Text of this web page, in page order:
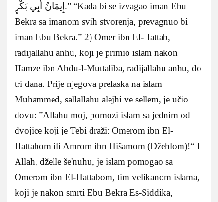
إِيمَانُ أَبِي بَكْرٍ.” “Kada bi se izvagao iman Ebu
Bekra sa imanom svih stvorenja, prevagnuo bi
iman Ebu Bekra.” 2) Omer ibn El-Hattab,
radijallahu anhu, koji je primio islam nakon
Hamze ibn Abdu-l-Muttaliba, radijallahu anhu, do
tri dana. Prije njegova prelaska na islam
Muhammed, sallallahu alejhi ve sellem, je učio
dovu: ”Allahu moj, pomozi islam sa jednim od
dvojice koji je Tebi draži: Omerom ibn El-
Hattabom ili Amrom ibn Hišamom (Džehlom)!“ I
Allah, dželle še'nuhu, je islam pomogao sa
Omerom ibn El-Hattabom, tim velikanom islama,
koji je nakon smrti Ebu Bekra Es-Siddika,